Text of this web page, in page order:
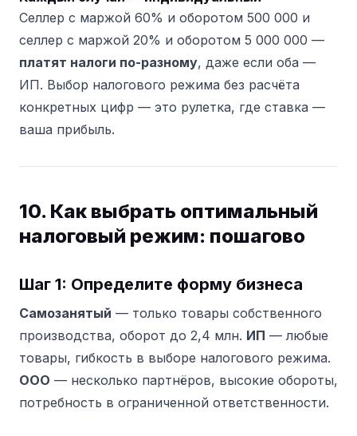
Селлер с маржой 60% и оборотом 500 000 и
селлер с маржой 20% и оборотом 5 000 000 —
платят налоги по-разному, даже если оба —
ИП. Выбор налогового режима без расчёта
конкретных цифр — это рулетка, где ставка —
ваша прибыль.
10. Как выбрать оптимальный
налоговый режим: пошагово
Шаг 1: Определите форму бизнеса
Самозанятый — только товары собственного
производства, оборот до 2,4 млн. ИП — любые
товары, гибкость в выборе налогового режима.
ООО — несколько партнёров, высокие обороты,
потребность в ограниченной ответственности.